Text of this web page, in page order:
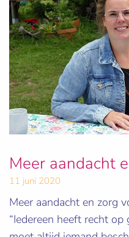
Meer aandacht
11 juni 2020
Meer aandacht en zorg
“Iedereen heeft recht